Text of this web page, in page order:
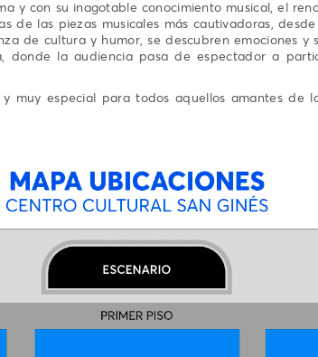
y con su inagotable conocimiento musical, el
de las piezas musicales más cautivadoras,
de cultura y humor, se descubren emociones y
donde la audiencia pasa de espectador a
muy especial para todos aquellos amantes de